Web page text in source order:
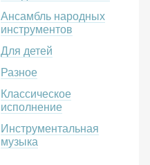
Ансамбль народных
инструментов
Для детей
Разное
Классическое
исполнение
Инструментальная
музыка